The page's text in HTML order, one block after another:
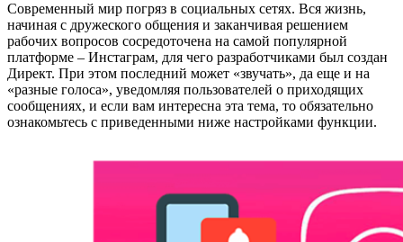
Современный мир погряз в социальных сетях. Вся жизнь,
начиная с дружеского общения и заканчивая решением
рабочих вопросов сосредоточена на самой популярной
платформе – Инстаграм, для чего разработчиками был создан
Директ. При этом последний может «звучать», да еще и на
«разные голоса», уведомляя пользователей о приходящих
сообщениях, и если вам интересна эта тема, то обязательно
ознакомьтесь с приведенными ниже настройками функции.